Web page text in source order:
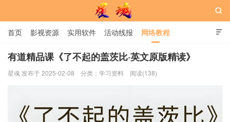

首页 影视资源 实用软件 活动线报 网络教程
用户中心 书籍 娱乐

有道精品课《了不起的盖茨比·英文原版精读》
星魂 发布于 2025-02-08 分类： 学习资料 阅读(138)